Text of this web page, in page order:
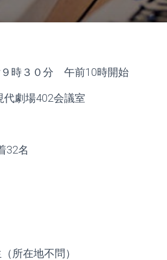
時３０分 午前10時開始
会議室
32名
所在地不問）